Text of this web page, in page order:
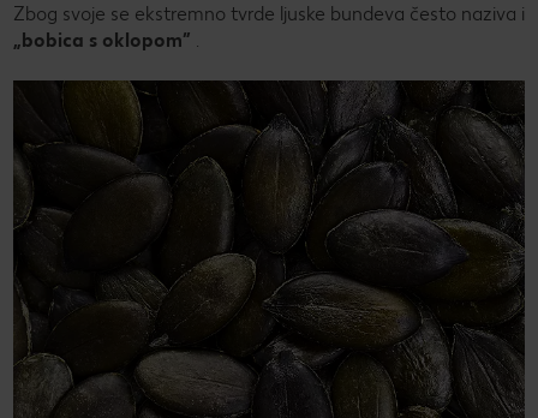
Zbog svoje se ekstremno tvrde ljuske bundeva često naziva i
„bobica s oklopom”